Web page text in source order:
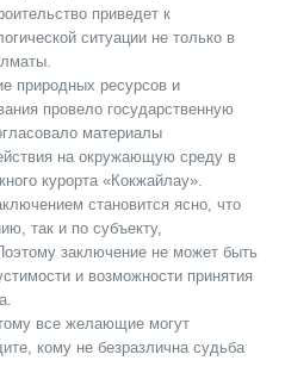
приведет к
ситуации не только в
природных ресурсов и
провело государственную
материалы
на окружающую среду в
курорта «Кокжайлау».
становится ясно, что
так и по субъекту,
заключение не может быть
и возможности принятия
все желающие могут
кому не безразлична судьба